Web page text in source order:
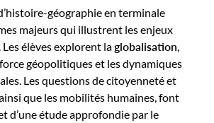
géographie en terminale
majeurs qui illustrent les enjeux
élèves explorent laglobalisation
géopolitiques et les dynamiques
Les questions de citoyenneté et
que les mobilités humaines, font
d’une étude approfondie par le